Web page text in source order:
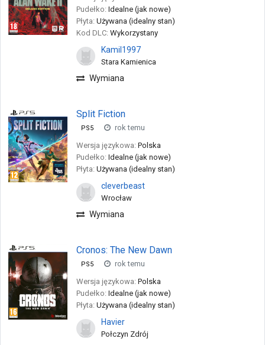
Pudełko: Idealne (jak nowe)
Płyta: Używana (idealny stan)
Kod DLC: Wykorzystany
Kamil1997
Stara Kamienica
Wymiana
Split Fiction
PS5
rok temu
Wersja językowa: Polska
Pudełko: Idealne (jak nowe)
Płyta: Używana (idealny stan)
cleverbeast
Wrocław
Wymiana
Cronos: The New Dawn
PS5
rok temu
Wersja językowa: Polska
Pudełko: Idealne (jak nowe)
Płyta: Używana (idealny stan)
Havier
Połczyn Zdrój